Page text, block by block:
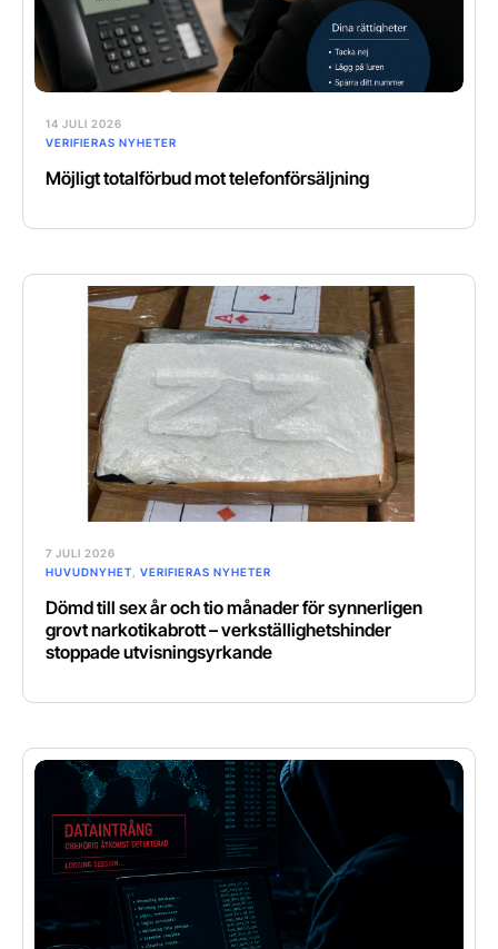
14 JULI 2026
VERIFIERAS NYHETER
Möjligt totalförbud mot telefonförsäljning
7 JULI 2026
HUVUDNYHET, VERIFIERAS NYHETER
Dömd till sex år och tio månader för synnerligen
grovt narkotikabrott – verkställighetshinder
stoppade utvisningsyrkande